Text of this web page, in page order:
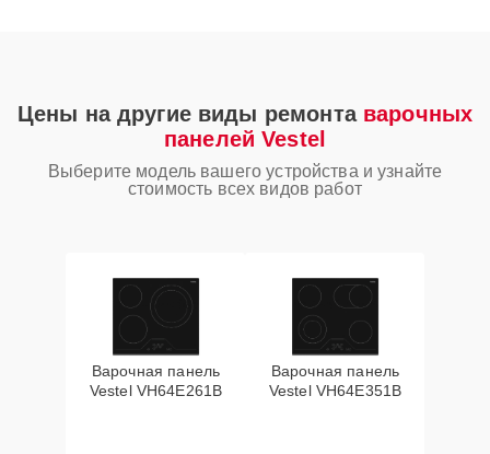
Цены на другие виды ремонта варочных
панелей Vestel
Выберите модель вашего устройства и узнайте
стоимость всех видов работ
Варочная панель
Vestel VH64E261B
Варочная панель
Vestel VH64E351B